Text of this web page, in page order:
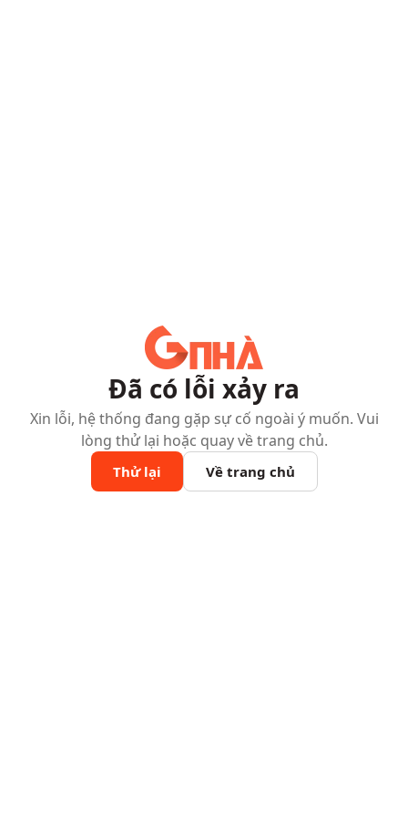
Đã có lỗi xảy ra
Xin lỗi, hệ thống đang gặp sự cố ngoài ý muốn. Vui
lòng thử lại hoặc quay về trang chủ.
Thử lại Về trang chủ